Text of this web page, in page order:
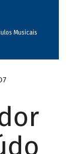
Musicais